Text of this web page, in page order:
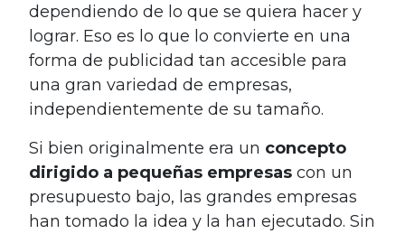
dependiendo de lo que se quiera hacer y
lograr. Eso es lo que lo convierte en una
forma de publicidad tan accesible para
una gran variedad de empresas,
independientemente de su tamaño.
Si bien originalmente era un concepto
dirigido a pequeñas empresas con un
presupuesto bajo, las grandes empresas
han tomado la idea y la han ejecutado. Sin